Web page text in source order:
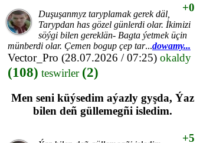
+0
Duşuşanmyz taryplamak gerek däl,
Tarypdan has gözel günlerdi olar. İkimizi
söýgi bilen gereklän- Bagta ýetmek üçin
münberdi olar. Çemen bogup çep tar...dowamy...
Vector_Pro (28.07.2026 / 07:25) okaldy
(108) teswirler (2)
Men seni küýsedim aýazly gyşda, Ýaz
bilen deñ güllemegñi isledim.
+5